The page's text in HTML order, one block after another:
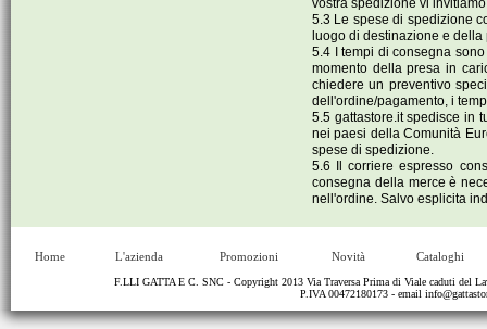
5.3 Le spese di spedizione
luogo di destinazione e
5.4 I tempi di consegna
momento della presa in
chiedere un preventivo
dell'ordine/pagamento, i
5.5 gattastore.it spedisce in
nei paesi della Comunità
spese di spedizione.
5.6 Il corriere espresso
consegna della merce è
nell'ordine. Salvo esplicita
Home L'azienda Promozioni Novità Cataloghi
F.LLI GATTA E C. SNC - Copyright 2013 Via Traversa Prima di Viale caduti del
P.IVA 00472180173 - email